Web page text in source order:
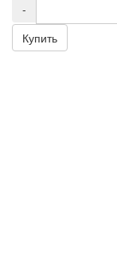
-
Купить